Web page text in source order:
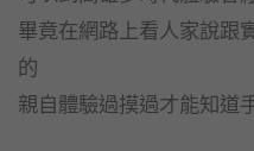
畢竟在網路上看人家說跟
的
親自體驗過摸過才能知道